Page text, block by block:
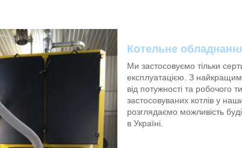
Котельне
Ми застосовуємо тільки
експлуатацією. З найкращим
від потужності та робочого
застосовуваних котлів у
розглядаємо можливість
в Україні.